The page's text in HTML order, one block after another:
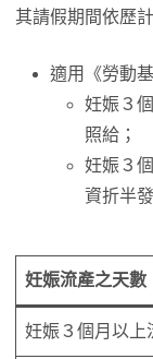
其請假期間依歷
適用《勞動
妊娠３
照給；
妊娠３
資折半
妊娠流產之天數
妊娠３個月以上